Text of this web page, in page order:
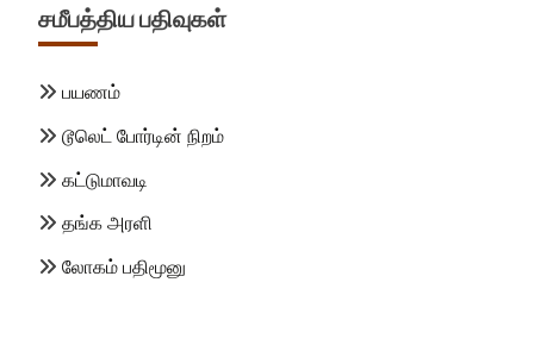
சமீபத்திய பதிவுகள்
பயணம்
டூலெட் போர்டின் நிறம்
கட்டுமாவடி
தங்க அரளி
லோகம் பதிமூனு